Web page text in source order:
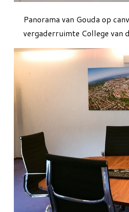
Panorama van Gouda op
vergaderruimte College van